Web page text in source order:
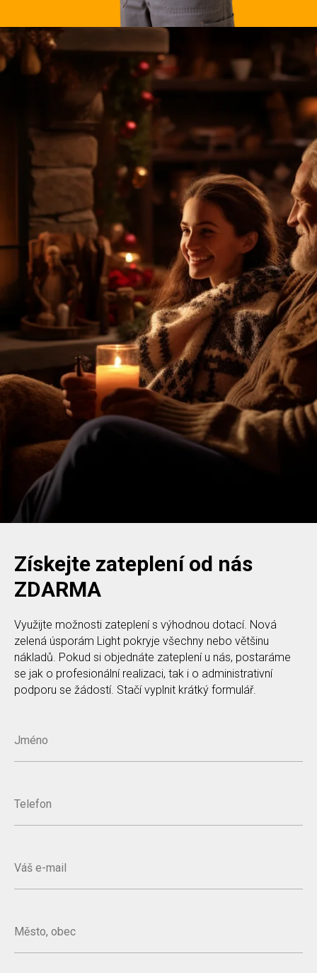
Získejte zateplení od nás
ZDARMA
Využijte možnosti zateplení s výhodnou dotací. Nová
zelená úsporám Light pokryje všechny nebo většinu
nákladů. Pokud si objednáte zateplení u nás, postaráme
se jak o profesionální realizaci, tak i o administrativní
podporu se žádostí. Stačí vyplnit krátký formulář.